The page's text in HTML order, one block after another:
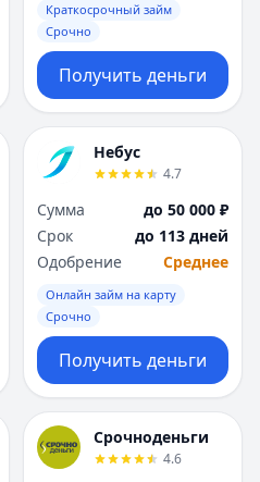
Краткосрочный займ
Срочно
Получить деньги
Небус
4.7
Сумма
до 50 000 ₽
Срок
до 113 дней
Одобрение
Среднее
Онлайн займ на карту
Срочно
Получить деньги
Срочноденьги
4.6